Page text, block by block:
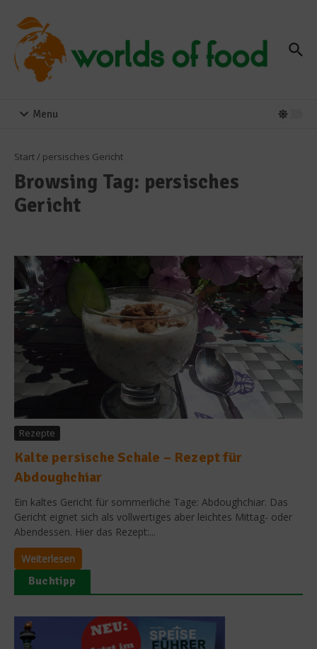
Menu
Start/ persisches Gericht
Browsing Tag: persisches
Gericht
Rezepte
Kalte persische Schale – Rezept für
Abdoughchiar
Ein kaltes Gericht für sommerliche Tage: Abdoughchiar. Das
Gericht eignet sich als vollwertiges aber leichtes Mittag- oder
Abendessen. Hier das Rezept:...
Weiterlesen
Buchtipp